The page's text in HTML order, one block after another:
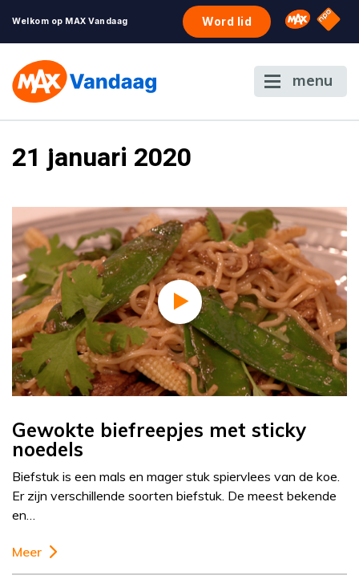
Welkom op MAX Vandaag Word lid Omroep
NPO
menu
21 januari 2020
Gewokte biefreepjes met sticky
noedels
Biefstuk is een mals en mager stuk spiervlees van de koe.
Er zijn verschillende soorten biefstuk. De meest bekende
en…
Meer